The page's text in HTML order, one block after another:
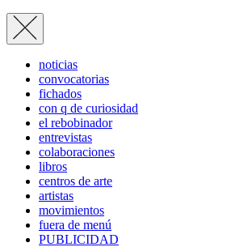
noticias
convocatorias
fichados
con q de curiosidad
el rebobinador
entrevistas
colaboraciones
libros
centros de arte
artistas
movimientos
fuera de menú
PUBLICIDAD